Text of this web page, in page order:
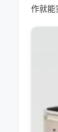
作就能